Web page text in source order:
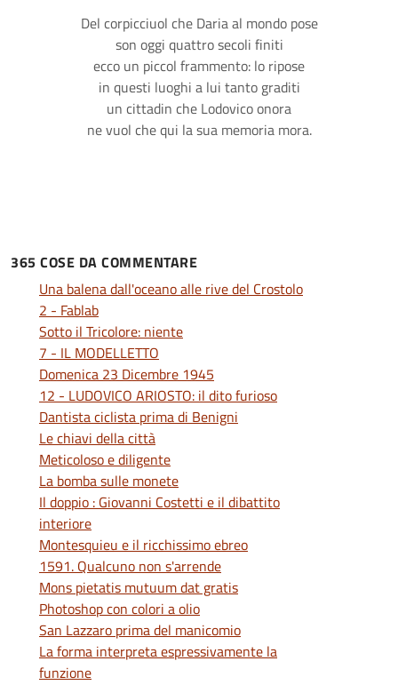
Del corpicciuol che Daria al mondo pose
son oggi quattro secoli finiti
ecco un piccol frammento: lo ripose
in questi luoghi a lui tanto graditi
un cittadin che Lodovico onora
ne vuol che qui la sua memoria mora.
365 COSE DA COMMENTARE
Una balena dall'oceano alle rive del Crostolo
2 - Fablab
Sotto il Tricolore: niente
7 - IL MODELLETTO
Domenica 23 Dicembre 1945
12 - LUDOVICO ARIOSTO: il dito furioso
Dantista ciclista prima di Benigni
Le chiavi della città
Meticoloso e diligente
La bomba sulle monete
Il doppio : Giovanni Costetti e il dibattito
interiore
Montesquieu e il ricchissimo ebreo
1591. Qualcuno non s'arrende
Mons pietatis mutuum dat gratis
Photoshop con colori a olio
San Lazzaro prima del manicomio
La forma interpreta espressivamente la
funzione